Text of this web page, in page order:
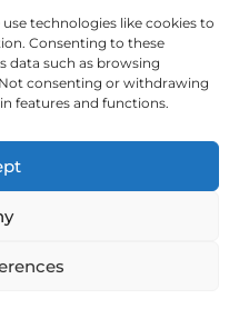
technologies like cookies to
Consenting to these
data such as browsing
consenting or withdrawing
features and functions.
39610 Cantabria
a 13:00 y de 15:00 a